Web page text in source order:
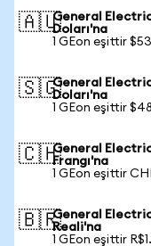
🇦🇺General
Doları'na
1 GEon eşittir
🇸🇬General
Doları'na
1 GEon eşittir
🇨🇭General
Frangı'na
1 GEon eşittir
🇧🇷General
Reali'na
1 GEon eşittir